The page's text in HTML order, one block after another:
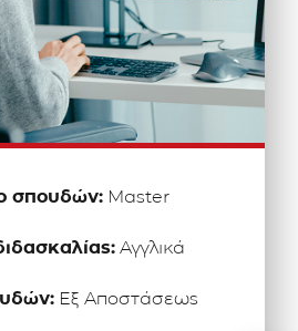
σπουδών: Master
Αγγλικά
Εξ Αποστάσεως